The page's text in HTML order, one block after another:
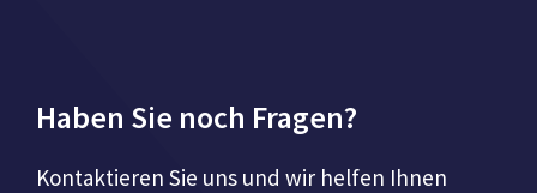
Haben Sie noch Fragen?
Kontaktieren Sie uns und wir helfen Ihnen